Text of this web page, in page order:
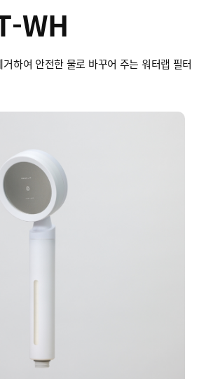
WH
하여 안전한 물로 바꾸어 주는 워터랩 필터